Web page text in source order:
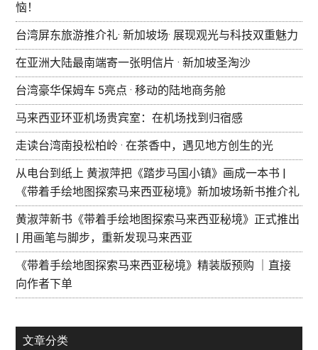
恼！
台湾屏东旅游推介礼· 新加坡场· 展现观光与科技双重魅力
在亚洲大陆最南端寄一张明信片 · 新加坡圣淘沙
台湾豪华保姆车 5亮点 · 移动的陆地商务舱
马来西亚环亚机场贵宾室：在机场找到归宿感
走读台湾南投松柏岭 · 在茶香中，遇见地方创生的光
从电台到纸上 黄淑萍把《踏步马国小镇》画成一本书 |
《带着手绘地图探索马来西亚秘境》新加坡场新书推介礼
黄淑萍新书《带着手绘地图探索马来西亚秘境》正式推出
| 用画笔与脚步，重新发现马来西亚
《带着手绘地图探索马来西亚秘境》精装版预购 ｜直接
向作者下单
文章分类